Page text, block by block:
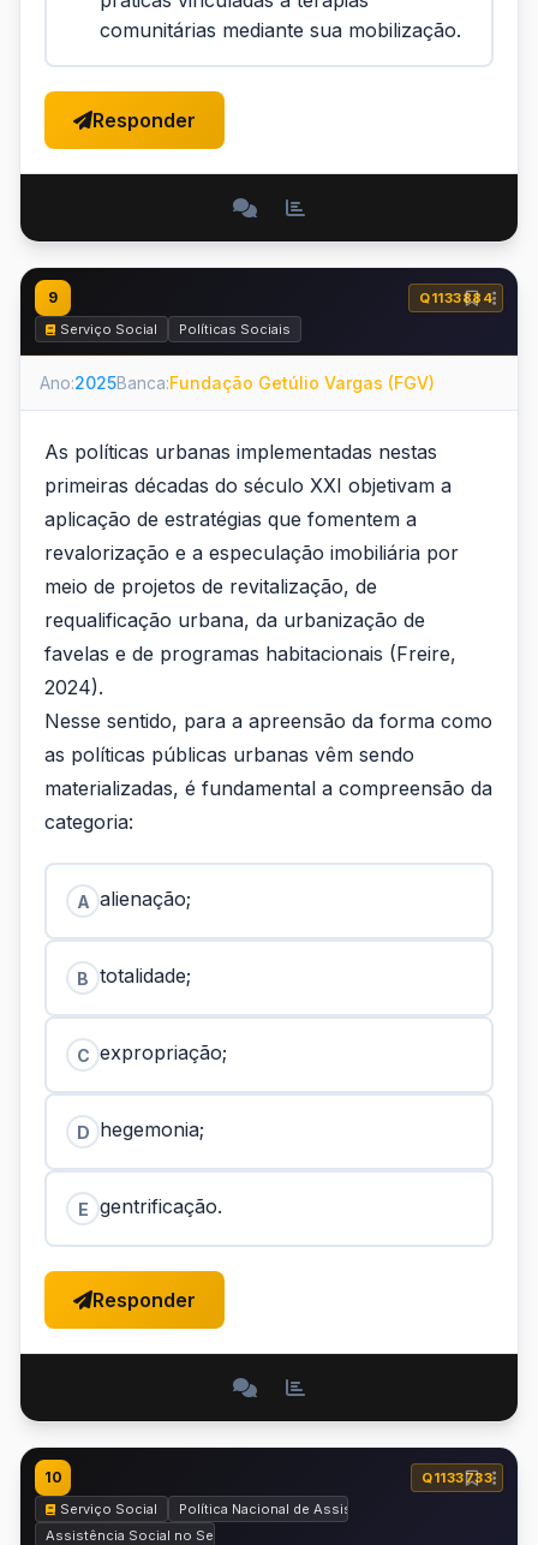
comunitárias mediante sua mobilização.
Responder
9
Q1133884
Serviço Social
Políticas Sociais
Ano:2025Banca:Fundação Getúlio Vargas (FGV)
As políticas urbanas implementadas nestas
primeiras décadas do século XXI objetivam a
aplicação de estratégias que fomentem a
revalorização e a especulação imobiliária por
meio de projetos de revitalização, de
requalificação urbana, da urbanização de
favelas e de programas habitacionais (Freire,
2024).
Nesse sentido, para a apreensão da forma como
as políticas públicas urbanas vêm sendo
materializadas, é fundamental a compreensão da
categoria:
A alienação;
B totalidade;
C expropriação;
D hegemonia;
E gentrificação.
Responder
10
Q1133733
Serviço Social
Política Nacional de Assistência Social – PNAS
Assistência Social no Serviço Social